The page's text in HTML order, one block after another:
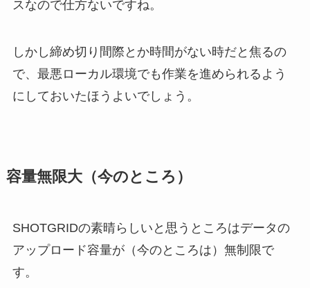
スなので仕方ないですね。
しかし締め切り間際とか時間がない時だと焦るの
で、最悪ローカル環境でも作業を進められるよう
にしておいたほうよいでしょう。
容量無限大（今のところ）
SHOTGRIDの素晴らしいと思うところはデータの
アップロード容量が（今のところは）無制限で
す。